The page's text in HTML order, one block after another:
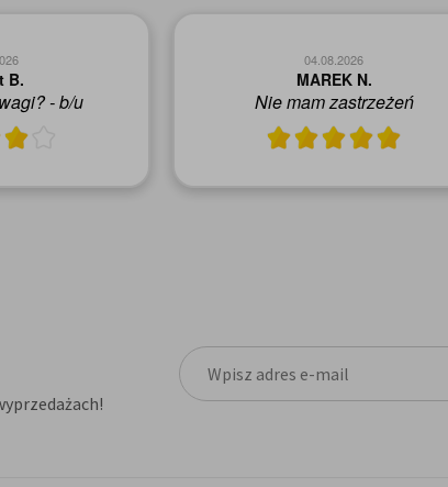
- b/u
B.
04.08.2026
Nie mam zastrzeżeń
MAREK N.